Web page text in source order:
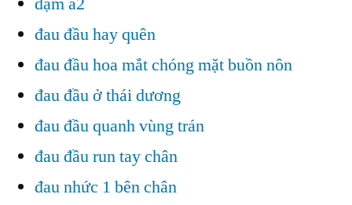
đau đầu hay quên
đau đầu hoa mắt chóng mặt buồn nôn
đau đầu ở thái dương
đau đầu quanh vùng trán
đau đầu run tay chân
đau nhức 1 bên chân